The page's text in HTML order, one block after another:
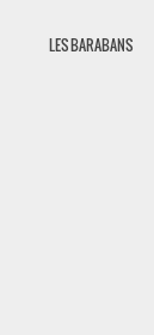
LES BARABANS